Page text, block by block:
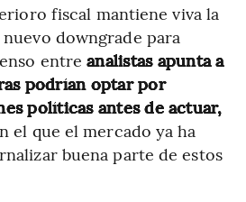
fiscal mantiene viva la
downgrade para
entreanalistas apunta a
podrían optar por
políticas antes de actuar,
el que el mercado ya ha
buena parte de estos